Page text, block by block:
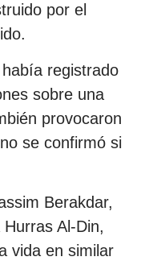
por el
registrado
sobre una
provocaron
se confirmó si
Berakdar,
Al-Din,
vida en similar